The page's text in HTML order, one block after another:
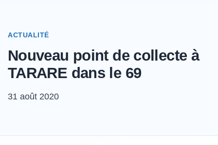
ACTUALITÉ
Nouveau point de collecte à
TARARE dans le 69
31 août 2020